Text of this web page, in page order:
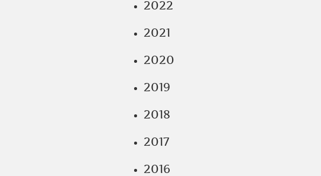
2022
2021
2020
2019
2018
2017
2016